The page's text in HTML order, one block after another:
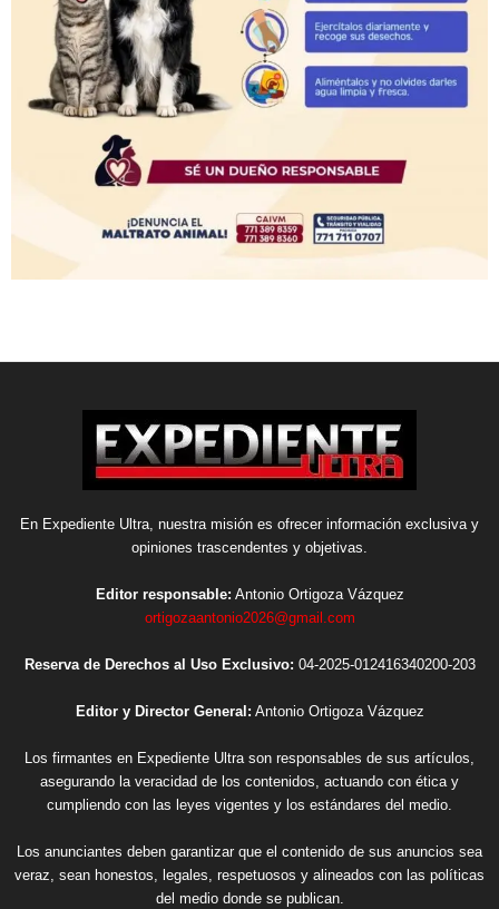
En Expediente Ultra, nuestra misión es ofrecer información exclusiva y
opiniones trascendentes y objetivas.
Editor responsable: Antonio Ortigoza Vázquez
ortigozaantonio2026@gmail.com
Reserva de Derechos al Uso Exclusivo: 04-2025-012416340200-203
Editor y Director General: Antonio Ortigoza Vázquez
Los firmantes en Expediente Ultra son responsables de sus artículos,
asegurando la veracidad de los contenidos, actuando con ética y
cumpliendo con las leyes vigentes y los estándares del medio.
Los anunciantes deben garantizar que el contenido de sus anuncios sea
veraz, sean honestos, legales, respetuosos y alineados con las políticas
del medio donde se publican.